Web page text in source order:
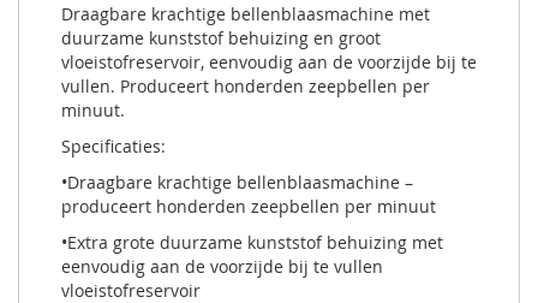
Draagbare krachtige bellenblaasmachine met
duurzame kunststof behuizing en groot
vloeistofreservoir, eenvoudig aan de voorzijde bij te
vullen. Produceert honderden zeepbellen per
minuut.
Specificaties:
•Draagbare krachtige bellenblaasmachine –
produceert honderden zeepbellen per minuut
•Extra grote duurzame kunststof behuizing met
eenvoudig aan de voorzijde bij te vullen
vloeistofreservoir